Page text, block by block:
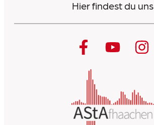
Hier findest du uns